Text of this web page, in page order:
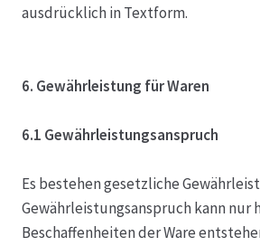
ausdrücklich in Textform.
6. Gewährleistung für Waren
6.1 Gewährleistungsanspruch
Es bestehen gesetzliche
Gewährleistungsanspruch kann nur
Beschaffenheiten der Ware